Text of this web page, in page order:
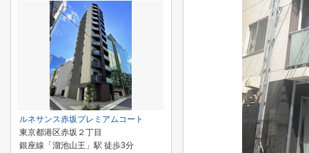
ルネサンス赤坂プレミアムコート
東京都港区赤坂２丁目
銀座線「溜池山王」駅 徒歩3分